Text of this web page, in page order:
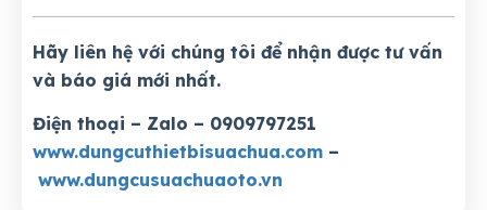
Hãy liên hệ với chúng tôi để nhận được tư vấn
và báo giá mới nhất.
Điện thoại – Zalo – 0909797251
www.dungcuthietbisuachua.com –
www.dungcusuachuaoto.vn